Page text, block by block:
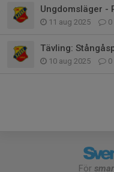
Ungdomsläger -
11 aug 2025 0
Tävling:
10 aug 2025 0
För